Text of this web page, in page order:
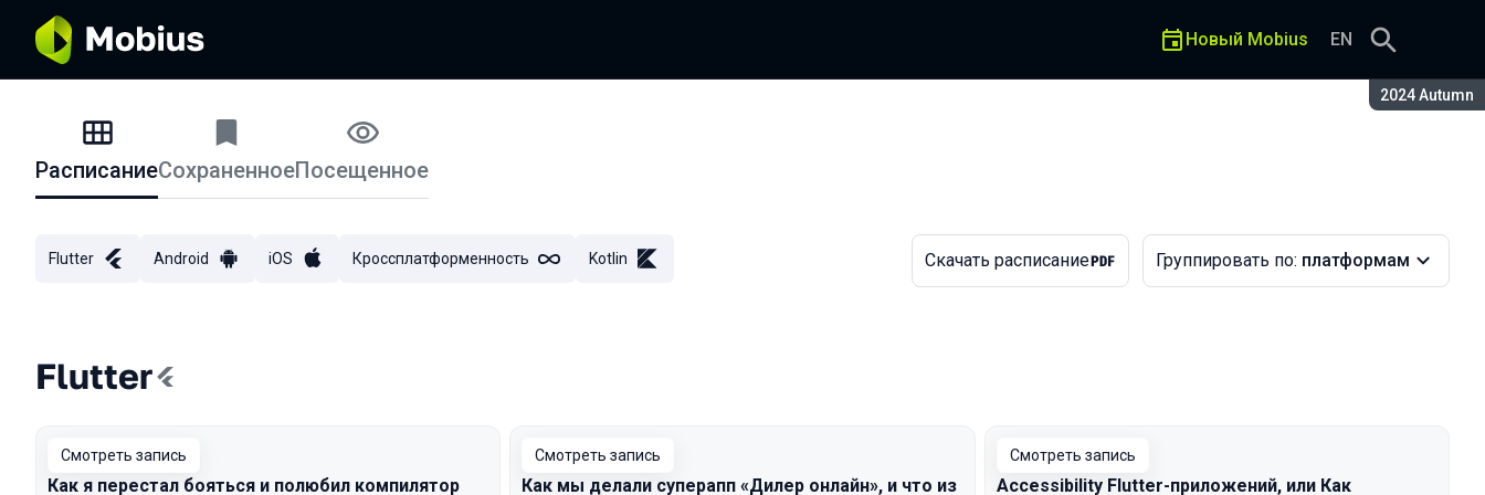
Сезон:
2024 Autumn
Новый Mobius EN
Расписание
РасписаниеСохраненноеПосещенное
Flutter Android iOS Кроссплатформенность Kotlin Скачать расписание Группировать по: платформам
Flutter
Смотреть запись
Как я перестал бояться и полюбил компилятор
Смотреть запись
Как мы делали суперапп «Дилер онлайн», и что из
Смотреть запись
Accessibility Flutter-приложений, или Как